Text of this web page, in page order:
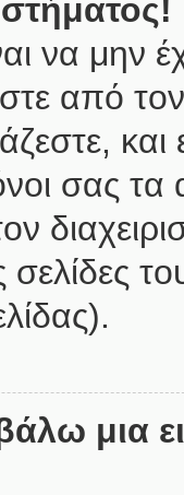
να μην
από
και
σας
μια